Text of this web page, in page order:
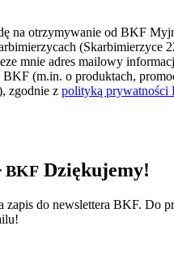
na otrzymywanie od BKF
(Skarbimierzyce
mnie adres mailowy
(m.in. o produktach,
zgodnie z polityką prywatności
BKF Dziękujemy!
zapis do newslettera BKF. Do